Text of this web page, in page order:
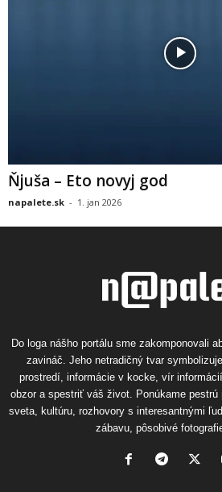
Ňjuša – Eto novyj god
napalete.sk - 1. jan 2026
Do loga nášho portálu sme zakomponovali
zavináč. Jeho netradičný tvar
prostredí, informácie v kocke, vír
obzor a spestriť váš život. Ponúkame
sveta, kultúru, rozhovory s interesantnými
zábavu, pôsobivé